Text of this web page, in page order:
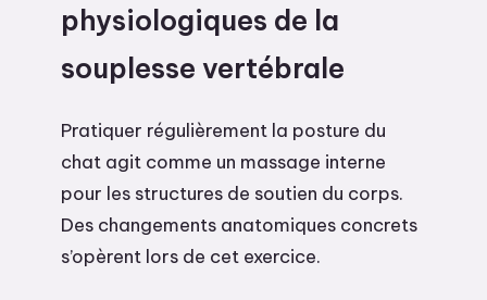
physiologiques de la
souplesse vertébrale
Pratiquer régulièrement la posture du
chat agit comme un massage interne
pour les structures de soutien du corps.
Des changements anatomiques concrets
s’opèrent lors de cet exercice.